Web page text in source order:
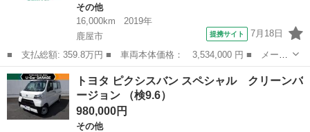
その他
16,000km
2019年
鹿屋市
提携サイト 7月18日
■ 支払総額: 359.8万円 ■ 車両本体価格： 3,534,000 円 ■ メーカ
ー名： トヨタ ■ 車種名： レジアスエースバン ■ グレード
名： スーパーＧＬ ダークプライムＩＩ 寒冷地仕様 社外メモリ
ナビ フルセ...
鹿児島 鹿屋市 その他
トヨタ ピクシスバン スペシャル クリーンバ
ージョン （検9.6）
980,000円
その他